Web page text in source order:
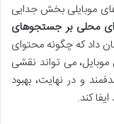
موبایلی بخش جدایی
محلی بر جستجوهای
داد که چگونه محتوای
موبایل، می تواند نقشی
و در نهایت، بهبود
کند.